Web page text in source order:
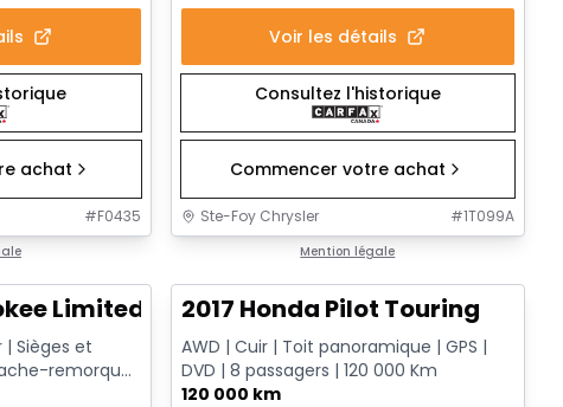
achat
#F0435
Voir les détails
Consultez l'historique
Commencer votre achat
Ste-Foy Chrysler #1T099A
Mention légale
Limited
| Sièges et
remorque
Très bonne offre
2017 Honda Pilot Touring
AWD | Cuir | Toit panoramique | GPS |
DVD | 8 passagers | 120 000 Km
120 000 km